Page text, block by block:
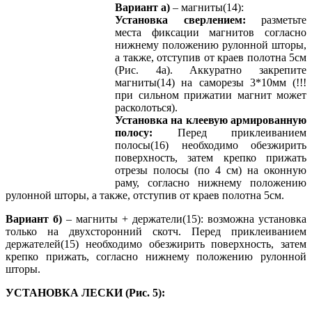
Вариант а) – магниты(14):
Установка сверлением: разметьте
места фиксации магнитов согласно
нижнему положению рулонной шторы,
а также, отступив от краев полотна 5см
(Рис. 4а). Аккуратно закрепите
магниты(14) на саморезы 3*10мм (!!!
при сильном прижатии магнит может
расколоться).
Установка на клеевую армированную
полосу: Перед приклеиванием
полосы(16) необходимо обезжирить
поверхность, затем крепко прижать
отрезы полосы (по 4 см) на оконную
раму, согласно нижнему положению
рулонной шторы, а также, отступив от краев полотна 5см.
Вариант б) – магниты + держатели(15): возможна установка
только на двухсторонний скотч. Перед приклеиванием
держателей(15) необходимо обезжирить поверхность, затем
крепко прижать, согласно нижнему положению рулонной
шторы.
УСТАНОВКА ЛЕСКИ (Рис. 5):